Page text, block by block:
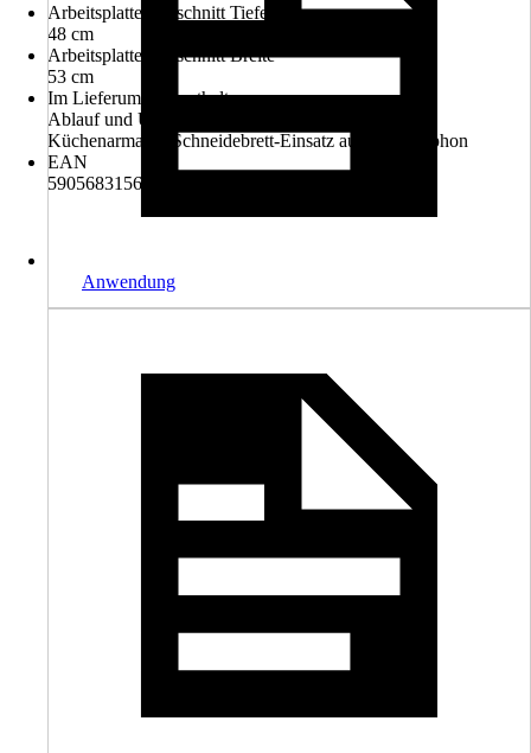
Arbeitsplattenausschnitt Tiefe
48 cm
Arbeitsplattenausschnitt Breite
53 cm
Im Lieferumfang enthalten
Ablauf und Überlaufgarnitur, Einbauspülbecken,
Küchenarmatur, Schneidebrett-Einsatz aus Holz, Siphon
EAN
5905683156677
Anwendung